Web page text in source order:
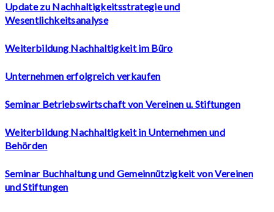
Update zu Nachhaltigkeitsstrategie und
Wesentlichkeitsanalyse
Weiterbildung Nachhaltigkeit im Büro
Unternehmen erfolgreich verkaufen
Seminar Betriebswirtschaft von Vereinen u. Stiftungen
Weiterbildung Nachhaltigkeit in Unternehmen und
Behörden
Seminar Buchhaltung und Gemeinnützigkeit von Vereinen
und Stiftungen